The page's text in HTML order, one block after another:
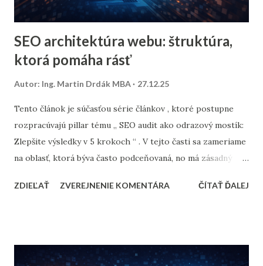
SEO architektúra webu: štruktúra,
ktorá pomáha rásť
Autor: Ing. Martin Drdák MBA 27.12.25
Tento článok je súčasťou série článkov , ktoré postupne
rozpracúvajú pillar tému „ SEO audit ako odrazový mostík:
Zlepšite výsledky v 5 krokoch “ . V tejto časti sa zameriame
na oblasť, ktorá býva často podceňovaná, no má zásadný
prelinkovanie . Aj kvalitný obsah môže v SEO zlyhať, ak: je
najsilnejších pákových bodov SEO auditu , pretože často
ZDIEĽAŤ ZVEREJNENIE KOMENTÁRA ČÍTAŤ ĎALEJ